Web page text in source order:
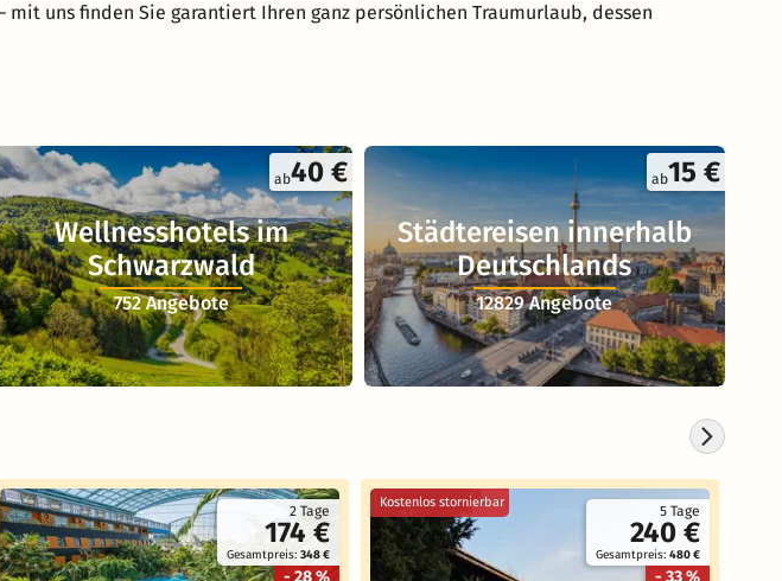
uns finden Sie garantiert Ihren ganz persönlichen Traumurlaub, dessen
ab40 €
Wellnesshotels im
Schwarzwald
752 Angebote
ab15 €
Städtereisen innerhalb
Deutschlands
12829 Angebote
2 Tage
174 €
Gesamtpreis: 348 €
- 28 %
5 Tage
240 €
Gesamtpreis: 480 €
- 33 %
Kostenlos stornierbar